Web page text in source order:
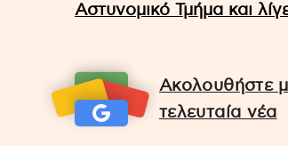
Αστυνομικό Τμήμα και
Ακολουθήστε
τελευταία νέα